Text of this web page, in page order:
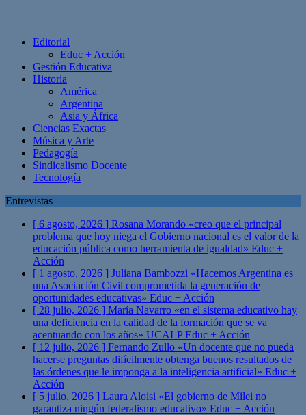
Editorial
Educ + Acción
Gestión Educativa
Historia
América
Argentina
Asia y África
Ciencias Exactas
Música y Arte
Pedagogía
Sindicalismo Docente
Tecnología
Entrevistas
[ 6 agosto, 2026 ] Rosana Morando «creo que el principal
problema que hoy niega el Gobierno nacional es el valor de la
educación pública como herramienta de igualdad» Educ +
Acción
[ 1 agosto, 2026 ] Juliana Bambozzi «Hacemos Argentina es
una Asociación Civil comprometida la generación de
oportunidades educativas» Educ + Acción
[ 28 julio, 2026 ] María Navarro «en el sistema educativo hay
una deficiencia en la calidad de la formación que se va
acentuando con los años» UCALPEduc + Acción
[ 12 julio, 2026 ] Fernando Zullo «Un docente que no pueda
hacerse preguntas difícilmente obtenga buenos resultados de
las órdenes que le imponga a la inteligencia artificial» Educ +
Acción
[ 5 julio, 2026 ] Laura Aloisi «El gobierno de Milei no
garantiza ningún federalismo educativo» Educ + Acción